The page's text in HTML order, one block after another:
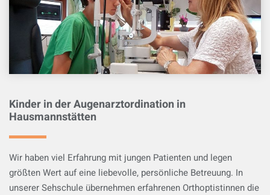
Kinder in der Augenarztordination in
Hausmannstätten
Wir haben viel Erfahrung mit jungen Patienten und legen
größten Wert auf eine liebevolle, persönliche Betreuung. In
unserer Sehschule übernehmen erfahrenen Orthoptistinnen die